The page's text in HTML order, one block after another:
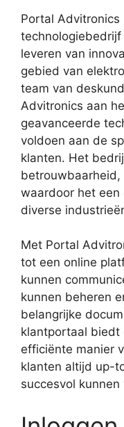
Portal Advitronics
leveren van
gebied van
team van
Advitronics aan
geavanceerde
voldoen aan de
klanten. Het
waardoor het
diverse
Met Portal
tot een online
kunnen
kunnen beheren
belangrijke
klantportaal biedt
efficiënte manier
klanten altijd up-
succesvol kunnen